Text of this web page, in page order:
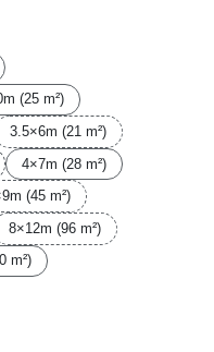
(25 m²)
3.5×6m (21 m²)
4×7m (28 m²)
(45 m²)
8×12m (96 m²)
m²)